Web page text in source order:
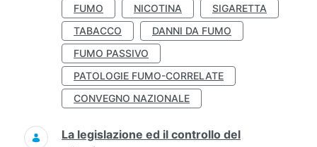
FUMO NICOTINA
SIGARETTA
TABACCO
DANNI DA FUMO
FUMO PASSIVO
PATOLOGIE FUMO-CORRELATE
CONVEGNO NAZIONALE
La legislazione ed il controllo del